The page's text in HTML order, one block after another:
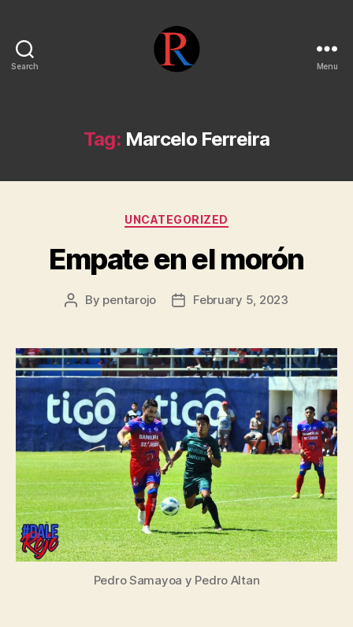
Search Menu
Tag: Marcelo Ferreira
Categories
UNCATEGORIZED
Empate en el morón
Post
By pentarojo
PostFebruary 5, 2023
Pedro Samayoa y Pedro Altan